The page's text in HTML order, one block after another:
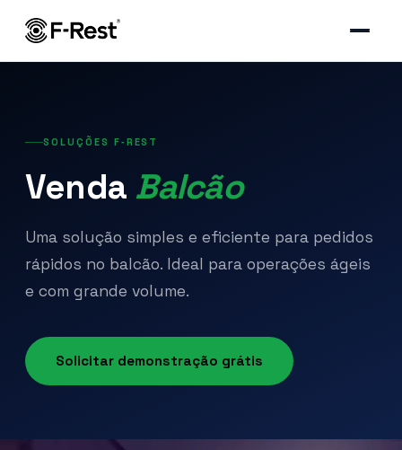
SOLUÇÕES F‑REST
Venda Balcão
Uma solução simples e eficiente para pedidos
rápidos no balcão. Ideal para operações ágeis
e com grande volume.
Solicitar demonstração grátis